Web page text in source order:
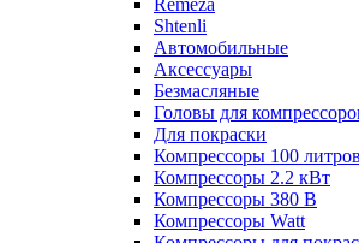
Remeza
Shtenli
Автомобильные
Аксессуары
Безмасляные
Головы для
Для покраски
Компрессоры 100 литров
Компрессоры 2.2 кВт
Компрессоры 380 В
Компрессоры Watt